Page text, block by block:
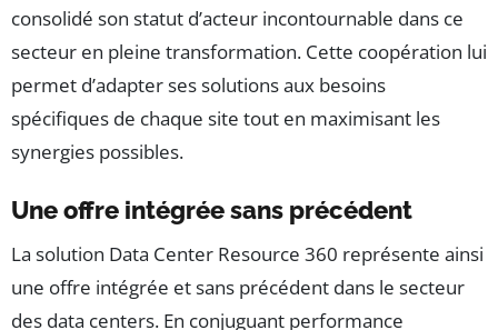
consolidé son statut d’acteur incontournable dans ce
secteur en pleine transformation. Cette coopération lui
permet d’adapter ses solutions aux besoins
spécifiques de chaque site tout en maximisant les
synergies possibles.
Une offre intégrée sans précédent
La solution Data Center Resource 360 représente ainsi
une offre intégrée et sans précédent dans le secteur
des data centers. En conjuguant performance